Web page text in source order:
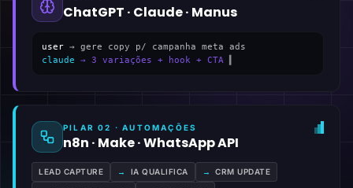
ChatGPT · Claude · Manus
user → gere copy p/ campanha meta ads
claude → 3 variações + hook + CTA
PILAR 02 · AUTOMAÇÕES
n8n · Make · WhatsApp API
LEAD CAPTURE → IA QUALIFICA → CRM UPDATE